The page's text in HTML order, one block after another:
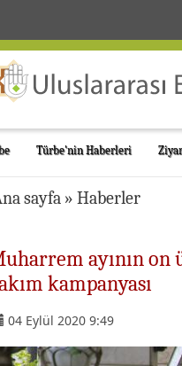
Türbe'nin Haberleri
sayfa » Haberler
ayının on
kampanyası
04 Eylül 2020 9:49